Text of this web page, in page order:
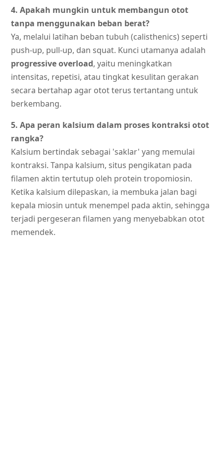
4. Apakah mungkin untuk membangun otot
tanpa menggunakan beban berat?
Ya, melalui latihan beban tubuh (calisthenics) seperti
push-up, pull-up, dan squat. Kunci utamanya adalah
progressive overload, yaitu meningkatkan
intensitas, repetisi, atau tingkat kesulitan gerakan
secara bertahap agar otot terus tertantang untuk
berkembang.
5. Apa peran kalsium dalam proses kontraksi otot
rangka?
Kalsium bertindak sebagai 'saklar' yang memulai
kontraksi. Tanpa kalsium, situs pengikatan pada
filamen aktin tertutup oleh protein tropomiosin.
Ketika kalsium dilepaskan, ia membuka jalan bagi
kepala miosin untuk menempel pada aktin, sehingga
terjadi pergeseran filamen yang menyebabkan otot
memendek.